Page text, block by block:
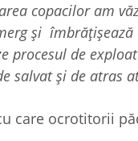
copacilor am
și
procesul de
salvat și de atras
care ocrotitorii